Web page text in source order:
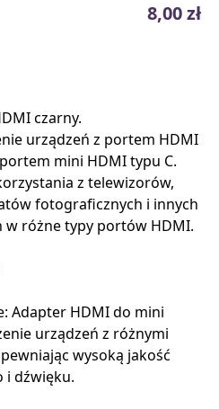
8,00 zł
czarny.
urządzeń z portem HDMI
mini HDMI typu C.
z telewizorów,
fotograficznych i innych
w różne typy portów HDMI.
Adapter HDMI do mini
urządzeń z różnymi
wysoką jakość
i dźwięku.